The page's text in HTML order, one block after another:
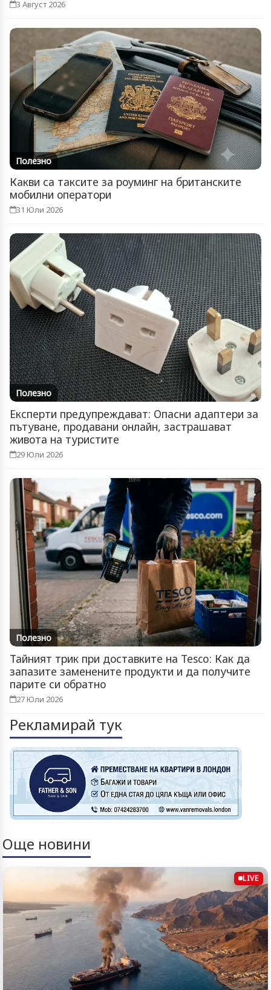
3 Август 2026
Полезно
Какви са таксите за роуминг на британските
мобилни оператори
31 Юли 2026
Полезно
Експерти предупреждават: Опасни адаптери за
пътуване, продавани онлайн, застрашават
живота на туристите
29 Юли 2026
Полезно
Тайният трик при доставките на Tesco: Как да
запазите заменените продукти и да получите
парите си обратно
27 Юли 2026
Рекламирай тук
Още новини
LIVE